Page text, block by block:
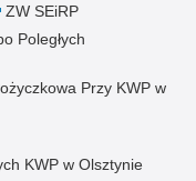
ZW SEiRP
Poległych
Przy KWP w
KWP w Olsztynie